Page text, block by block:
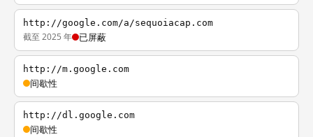
http://google.com/a/sequoiacap.com
截至 2025 年 已屏蔽
http://m.google.com
间歇性
http://dl.google.com
间歇性